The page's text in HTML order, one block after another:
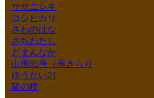
ササニシキ
コシヒカリ
さわのはな
さちわたし
どまんなか
山形95号（雪きらり
ゆうだい21
龍の瞳